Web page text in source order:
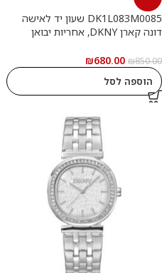
DK1L083M0085 שעון יד לאישה
דונה קארן DKNY, אחריות יבואן
₪850.00
₪680.00
הוספה לסל